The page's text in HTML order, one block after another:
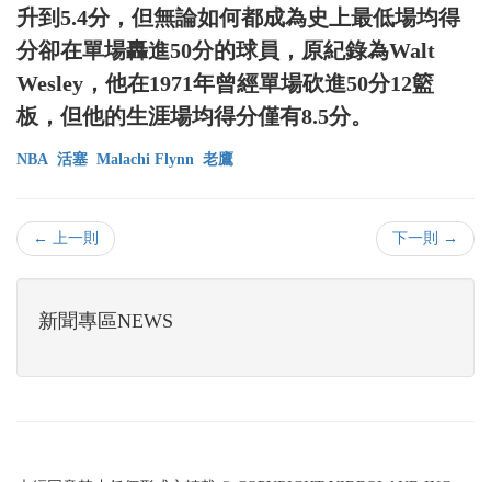
升到5.4分，但無論如何都成為史上最低場均得
分卻在單場轟進50分的球員，原紀錄為Walt
Wesley，他在1971年曾經單場砍進50分12籃
板，但他的生涯場均得分僅有8.5分。
NBA 活塞 Malachi Flynn 老鷹
← 上一則 下一則 →
新聞專區NEWS